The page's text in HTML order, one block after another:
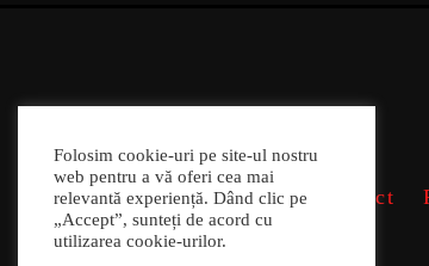
Contact
Folosim cookie-uri pe site-ul nostru
web pentru a vă oferi cea mai
relevantă experiență. Dând clic pe
„Accept”, sunteți de acord cu
utilizarea cookie-urilor.